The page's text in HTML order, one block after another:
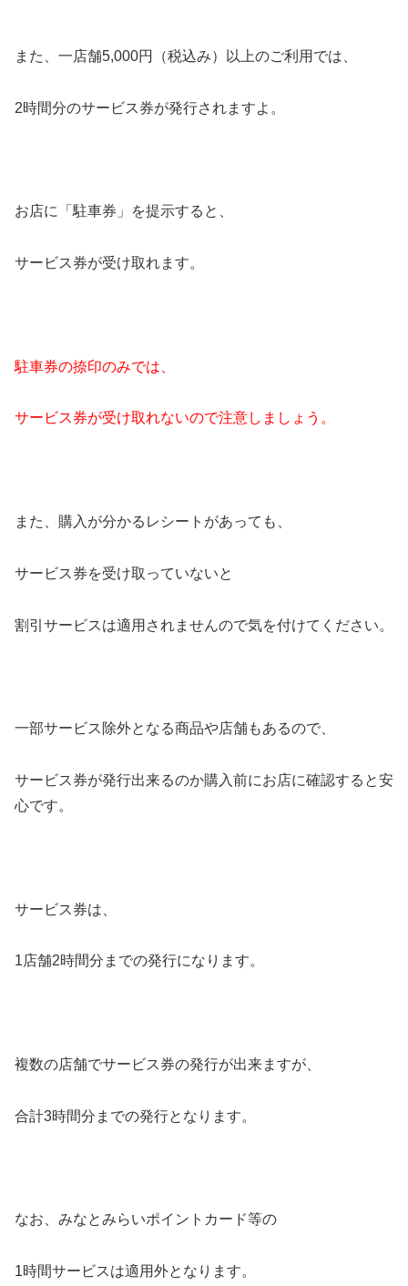
また、一店舗5,000円（税込み）以上のご利用では、
2時間分のサービス券が発行されますよ。
お店に「駐車券」を提示すると、
サービス券が受け取れます。
駐車券の捺印のみでは、
サービス券が受け取れないので注意しましょう。
また、購入が分かるレシートがあっても、
サービス券を受け取っていないと
割引サービスは適用されませんので気を付けてください。
一部サービス除外となる商品や店舗もあるので、
サービス券が発行出来るのか購入前にお店に確認すると安
心です。
サービス券は、
1店舗2時間分までの発行になります。
複数の店舗でサービス券の発行が出来ますが、
合計3時間分までの発行となります。
なお、みなとみらいポイントカード等の
1時間サービスは適用外となります。